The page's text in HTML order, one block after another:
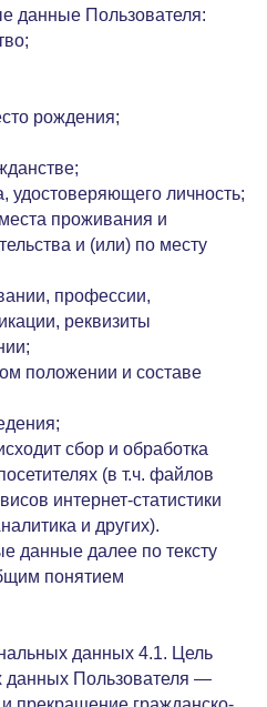
данные Пользователя:
рождения;
удостоверяющего личность;
проживания и
и (или) по месту
профессии,
реквизиты
положении и составе
сбор и обработка
(в т.ч. файлов
интернет-статистики
и других).
данные далее по тексту
понятием
данных 4.1. Цель
данных Пользователя —